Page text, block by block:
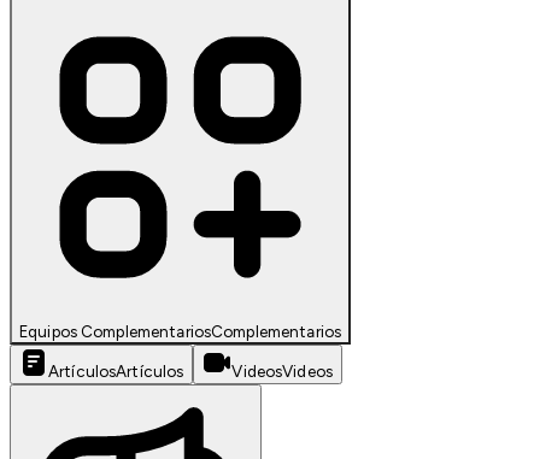
Equipos ComplementariosComplementarios
ArtículosArtículos VideosVideos